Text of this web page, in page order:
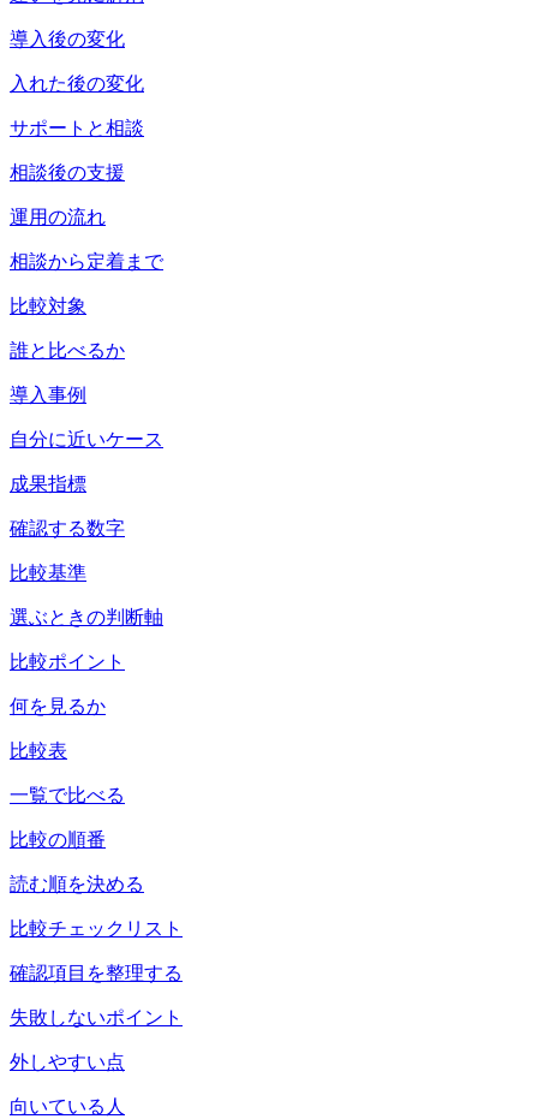
導入後の変化
入れた後の変化
サポートと相談
相談後の支援
運用の流れ
相談から定着まで
比較対象
誰と比べるか
導入事例
自分に近いケース
成果指標
確認する数字
比較基準
選ぶときの判断軸
比較ポイント
何を見るか
比較表
一覧で比べる
比較の順番
読む順を決める
比較チェックリスト
確認項目を整理する
失敗しないポイント
外しやすい点
向いている人